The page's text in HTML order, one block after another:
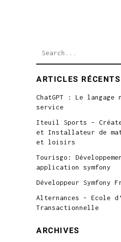
ARTICLES RÉCENTS
ChatGPT : Le
service
Iteuil Sports –
et Installateur de
et loisirs
Tourisgo:
application symfony
Développeur Symfony
Alternances – Ecole
Transactionnelle
ARCHIVES